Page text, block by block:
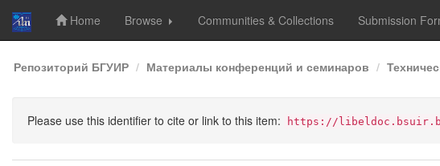
Skip
navigation
Home Browse Communities & Collections Submission
Репозиторий БГУИР Материалы конференций и семинаров
Please use this identifier to cite or link to this item: https://